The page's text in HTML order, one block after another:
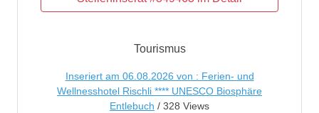
Tourismus
Inseriert am 06.08.2026 von : Ferien- und
Wellnesshotel Rischli **** UNESCO Biosphäre
Entlebuch / 328 Views